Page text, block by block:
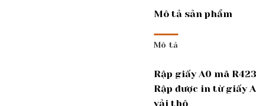
Mô tả sản phẩm
Mô tả
Rập giấy A0 mã
Rập được in từ giấy
vải thô